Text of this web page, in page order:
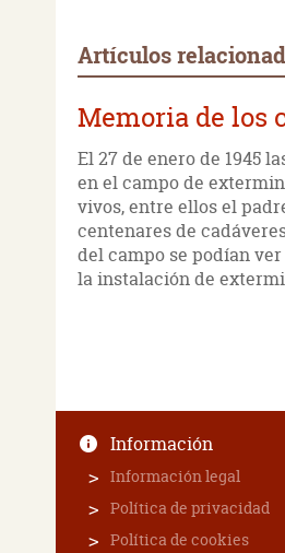
Artículos
Memoria de los
El 27 de enero de 1945
en el campo de
vivos, entre ellos el
centenares de
del campo se podían
la instalación de
Información
Información legal
Política de privacidad
Política de cookies